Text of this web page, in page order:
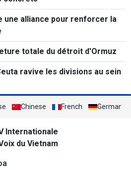
une alliance pour renforcer la
totale du détroit d'Ormuz
ravive les divisions au sein
Chinese French German
Internationale
du Vietnam